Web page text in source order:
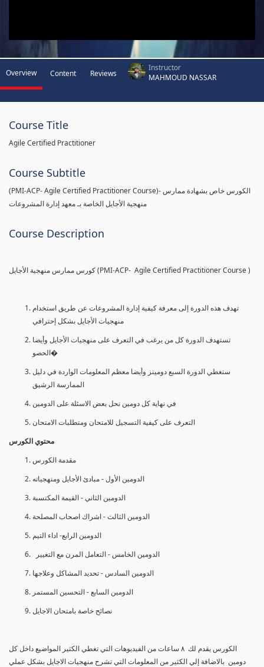
Overview Content Reviews
Instructor
MAHMOUD NASSAR
Course Title
Agile Certified Practitioner
Course Subtitle
(PMI-ACP- Agile Certified Practitioner Course)- الكورس خاص بشهادة ممارس
منهجية الأجايل الخاصة بـ معهد إدارة المشروعات
Course Description
كورس ممارس منهجية الأجايل (PMI-ACP- Agile Certified Practitioner Course )
تهدف هذه الدورة إلى معرفة كيفية إدارة المشروعات عن طريق استخدام
منهجيات الأجايل بشكل إحترافي
تستهدف الدورة كل من يرغب في التعرف على منهجيات الأجايل وأيضا
الحصو�
ستغطي الدورة السبع دومينز وأيضا معظم المعلومات الواردة في دليل
الممارسة الرشيق
في نهاية كل دومين نحل بعض الاسئلة على الدومين
التعرف على كيفية التسجيل للامتحان ومتطلبات الامتحان
محتوي الكورس
مقدمة الكورس
الدومين الأول - مبادئ الأجايل ومنهجياته
الدومين الثاني - القيمة المكتسبة
الدومين الثالث - اشراك اصحاب المصلحة
الدومين الرابع- اداء التيم
الدومين الخامس - التعامل المرن مع التغيير
الدومين السادس - تحديد المشاكل وعلاجها
الدومين السابع - التحسين المستمر
نصائح خاصة بامتحان الاجايل
الكورس يقدم لك ٨ ساعات من الفيديوهات التي تغطي الكثير المواضيع داخل كل
دومين بالاضافة إلي الكثير من المعلومات التي تشرح منهجيات الاجايل بشكل عملي